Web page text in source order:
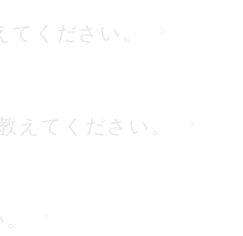
ください。
てください。